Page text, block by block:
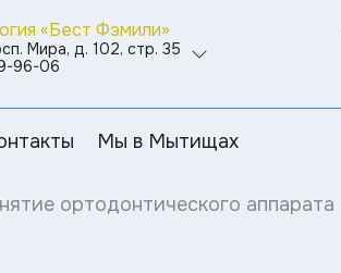
«Бест Фэмили»
Мира, д. 102, стр. 35
96-06
Мы в Мытищах
ортодонтического аппарата